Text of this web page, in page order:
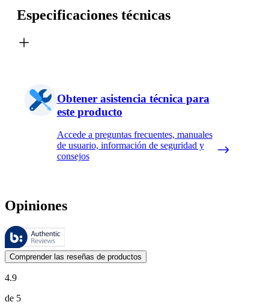
Especificaciones técnicas
Obtener asistencia técnica para
este producto
Accede a preguntas frecuentes, manuales
de usuario, información de seguridad y
consejos
Opiniones
Estas reseñas las gestiona Bazaarvoice y cumplen con la política de
Las opiniones de los clientes en forma de reseñas de productos y
Comprender las reseñas de productos
4.9
de 5